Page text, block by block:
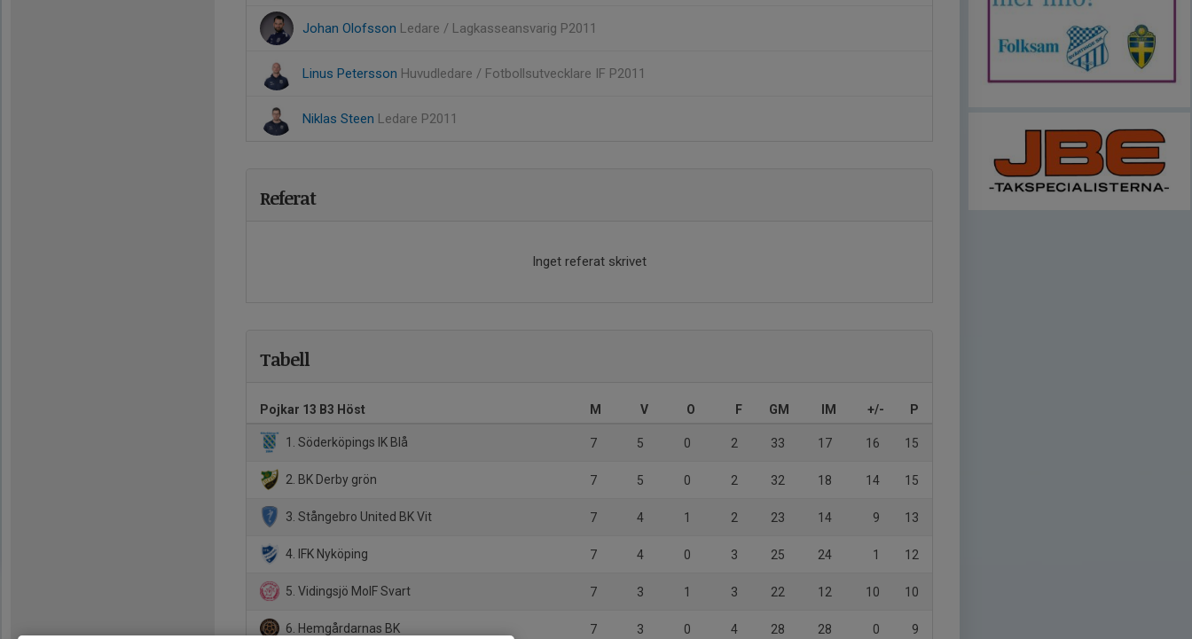
Johan Olofsson Ledare / Lagkasseansvarig P2011
Linus Petersson Huvudledare / Fotbollsutvecklare IF P2011
Niklas Steen Ledare P2011
Referat
Inget referat skrivet
Tabell
Pojkar 13 B3 Höst M V O F GM IM +/- P
1. Söderköpings IK Blå 7 5 0 2 33 17 16 15
2. BK Derby grön 7 5 0 2 32 18 14 15
3. Stångebro United BK Vit 7 4 1 2 23 14 9 13
4. IFK Nyköping 7 4 0 3 25 24 1 12
5. Vidingsjö MoIF Svart 7 3 1 3 22 12 10 10
6. Hemgårdarnas BK 7 3 0 4 28 28 0 9